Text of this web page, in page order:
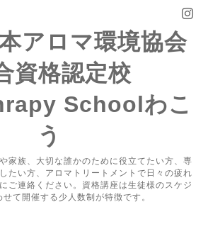
アロマ環境協会
資格認定校
Schoolわこ
う
家族、大切な誰かのために役立てたい方、専
たい方、アロマトリートメントで日々の疲れ
ご連絡ください。資格講座は生徒様のスケジ
せて開催する少人数制が特徴です。